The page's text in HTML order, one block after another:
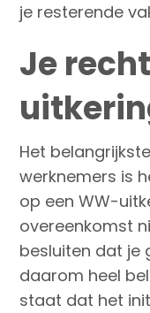
je resterende
Je
Het
werknemers is
op een WW-
overeenkomst
besluiten dat je
daarom heel
staat dat het